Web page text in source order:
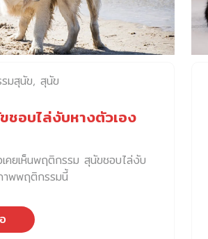
มสุนัข สุนัข
ชอบไล่งับหางตัวเอง
เคยเห็นพฤติกรรม สุนัขชอบไล่งับ
าพพฤติกรรมนี้